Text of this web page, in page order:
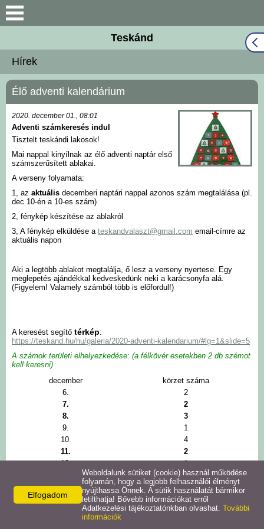
Keresés
Közös Önkormányzati
Hivatal
Naptár
Választási információk
Bemutatkozás
Falutörténet
Hírek
Intézmények
Galéria
Civil szervezetek
Szolgáltatások
Helyi vállalkozások
Helyi kiadványok
Teskánd
Hírek
Élő adventi kalendárium
2020. december 01., 08:01
Adventi számkeresés indul
Tisztelt teskándi lakosok!
Mai nappal kinyílnak az élő adventi naptár első
számszerűsített ablakai.
A verseny folyamata:
1, az aktuális decemberi naptári nappal azonos szám megtalálása (pl.
dec 10-én a 10-es szám)
2, fénykép készítése az ablakról
3, A fénykép elküldése a teskandvalaszt@gmail.com email-címre az
aktuális napon
Aki a legtöbb ablakot megtalálja, ő lesz a verseny nyertese. Egy
meglepetés ajándékkal kedveskedünk neki a karácsonyfa alá.
(Figyelem! Valamely számból több is előfordul!)
A keresést segítő térkép:
https://teskand.hu/hu/galeria/2020-adventi-kalendarium/#lg=1&slide=5
A számok területi elhelyezkedése: (a félkövér esetekben 2 db szémot
kell keresni)
december
körzet száma
6.
2
7.
2
8.
3
9.
1
10.
4
11.
2
12.
1
3
14.
4
15.
2
4
Elfogadom
Weboldalunk sütiket (cookie) használ működése
folyamán, hogy a legjobb felhasználói élményt
nyújthassa Önnek. A sütik használatát bármikor
letilthatja! Bővebb információkat erről
Adatkezelési tájékoztatónkban olvashat. További
információk